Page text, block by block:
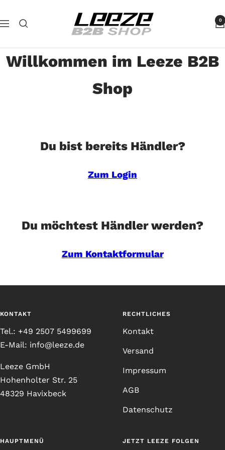
zum
Navigation
Leeze
B2B
0
Willkommen im Leeze B2B
Shop
Du bist bereits Händler?
Zum Login
Du möchtest Händler werden?
Zum Kontaktformular
KONTAKT
Tel.: +49 2507 5499699
E-Mail: info@leeze.de
Leeze GmbH
Hohenholter Str. 25
48329 Havixbeck
RECHTLICHES
Kontakt
Versand
Impressum
AGB
Datenschutz
HAUPTMENÜ JETZT LEEZE FOLGEN